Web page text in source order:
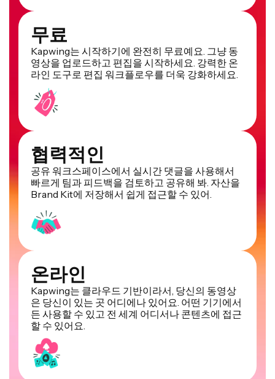
무료
Kapwing는 시작하기에 완전히 무료예요. 그냥 동
영상을 업로드하고 편집을 시작하세요. 강력한 온
라인 도구로 편집 워크플로우를 더욱 강화하세요.
협력적인
공유 워크스페이스에서 실시간 댓글을 사용해서
빠르게 팀과 피드백을 검토하고 공유해 봐. 자산을
Brand Kit에 저장해서 쉽게 접근할 수 있어.
온라인
Kapwing는 클라우드 기반이라서, 당신의 동영상
은 당신이 있는 곳 어디에나 있어요. 어떤 기기에서
든 사용할 수 있고 전 세계 어디서나 콘텐츠에 접근
할 수 있어요.